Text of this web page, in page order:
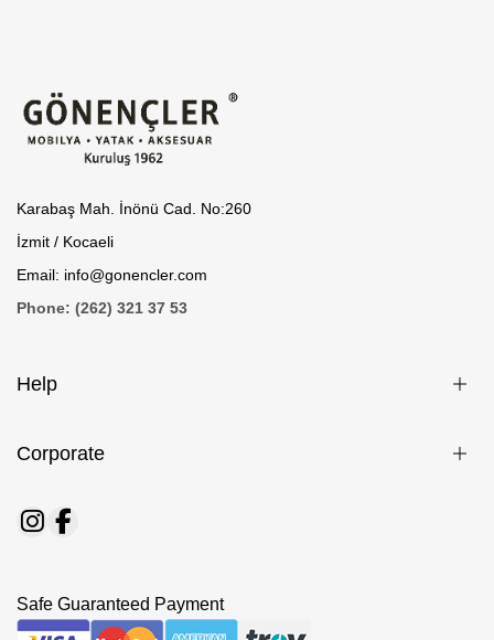
Karabaş Mah. İnönü Cad. No:260
İzmit / Kocaeli
Email: info@gonencler.com
Phone: (262) 321 37 53
Help
Corporate
Safe Guaranteed Payment